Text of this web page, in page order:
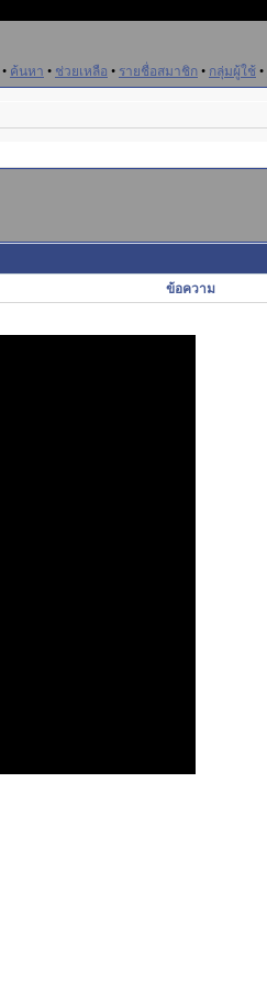
• ค้นหา • ช่วยเหลือ • รายชื่อสมาชิก • กลุ่มผู้ใช้ •
ข้อความ